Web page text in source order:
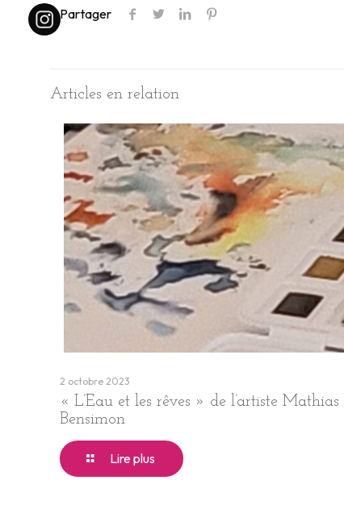
Partager
Articles en relation
2 octobre 2023
« L’Eau et les rêves » de l’artiste Mathias
Bensimon
Lire plus